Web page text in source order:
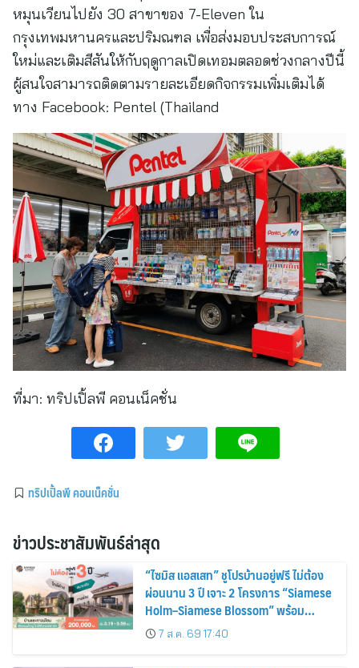
หมุนเวียนไปยัง 30 สาขาของ 7-Eleven ใน
กรุงเทพมหานครและปริมณฑล เพื่อส่งมอบประสบการณ์
ใหม่และเติมสีสันให้กับฤดูกาลเปิดเทอมตลอดช่วงกลางปีนี้
ผู้สนใจสามารถติดตามรายละเอียดกิจกรรมเพิ่มเติมได้
ทาง Facebook: Pentel (Thailand
ที่มา: ทริปเปิ้ลพี คอนเน็คชั่น
ทริปเปิ้ลพี คอนเน็คชั่น
ข่าวประชาสัมพันธ์ล่าสุด
“ไซมิส แอสเสท” ชูโปรบ้านอยู่ฟรี ไม่ต้อง
ผ่อนนาน 3 ปี เจาะ 2 โครงการ “Siamese
Holm–Siamese Blossom” พร้อม
ส่วนลดและสิทธิพิเศษถึง 31 สิงหาคม
2569
7 ส.ค. 69 17:40